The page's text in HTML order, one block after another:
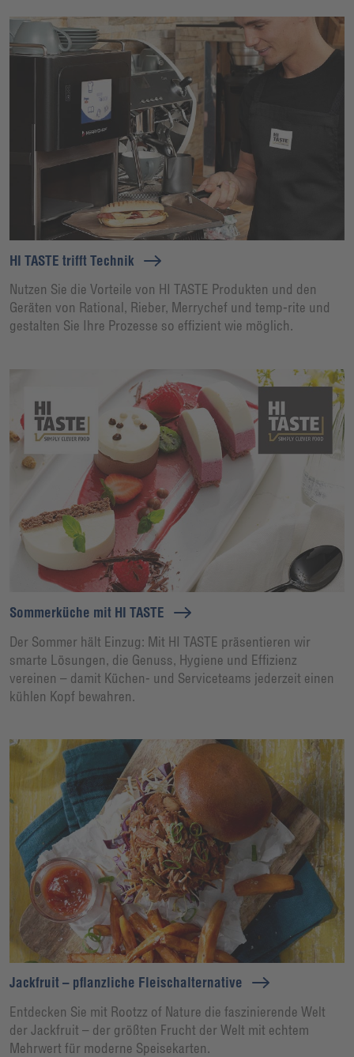
HI TASTE trifft Technik
Nutzen Sie die Vorteile von HI TASTE Produkten und den
Geräten von Rational, Rieber, Merrychef und temp-rite und
gestalten Sie Ihre Prozesse so effizient wie möglich.
Sommerküche mit HI TASTE
Der Sommer hält Einzug: Mit HI TASTE präsentieren wir
smarte Lösungen, die Genuss, Hygiene und Effizienz
vereinen – damit Küchen- und Serviceteams jederzeit einen
kühlen Kopf bewahren.
Jackfruit – pflanzliche Fleischalternative
Entdecken Sie mit Rootzz of Nature die faszinierende Welt
der Jackfruit – der größten Frucht der Welt mit echtem
Mehrwert für moderne Speisekarten.